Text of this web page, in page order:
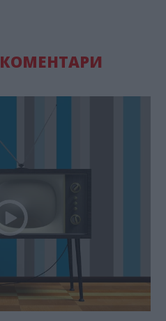
КОМЕНТАРИ